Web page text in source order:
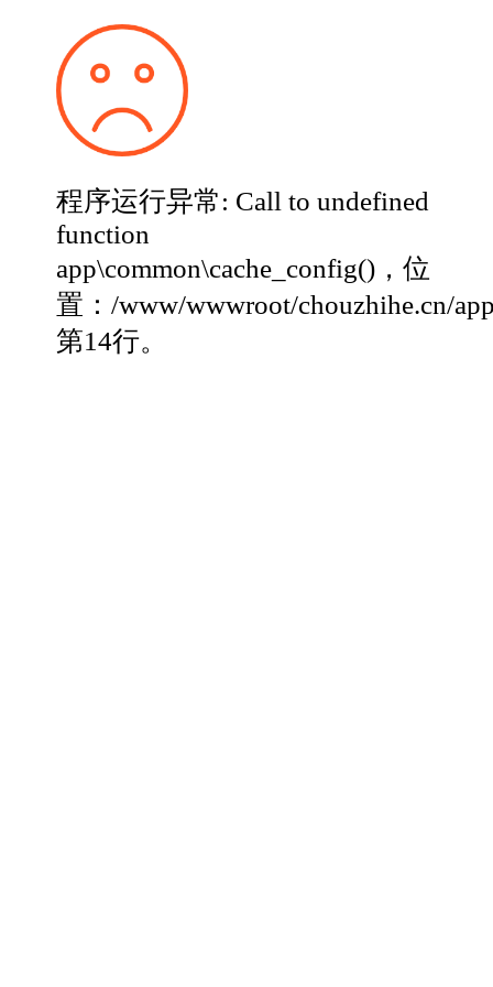
程序运行异常: Call to undefined
function
app\common\cache_config()，位
置：/www/wwwroot/chouzhihe.cn/
第14行。